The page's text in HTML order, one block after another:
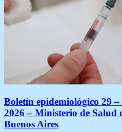
Boletín epidemiológico 29
2026 – Ministerio de Salud
Buenos Aires